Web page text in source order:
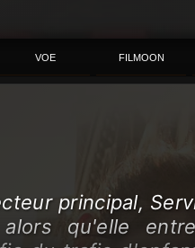
VOE FILMOON
principal,
qu'elle